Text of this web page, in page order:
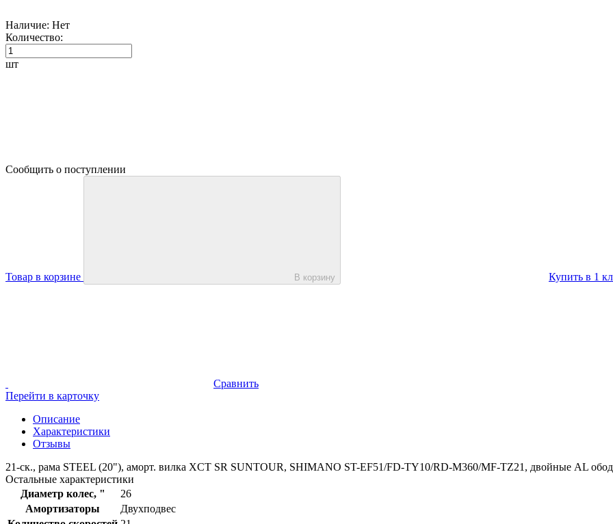
Наличие: Нет
Количество:
шт
Сообщить о поступлении
Товар в корзине В корзину Купить в 1
Сравнить
Перейти в карточку
Описание
Характеристики
Отзывы
21-ск., рама STEEL (20"), аморт. вилка XCT SR SUNTOUR, SHIMANO ST-EF51/FD-TY10/RD-M360/MF-TZ21, двойные AL
Остальные характеристики
Диаметр колес, "
26
Амортизаторы
Двухподвес